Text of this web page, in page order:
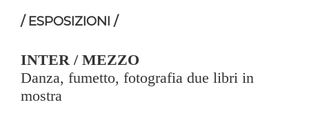
/ ESPOSIZIONI /
INTER / MEZZO
Danza, fumetto, fotografia due libri in
mostra